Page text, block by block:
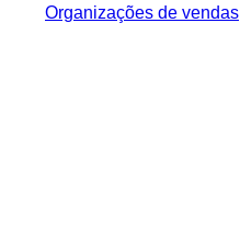
Organizações de vendas